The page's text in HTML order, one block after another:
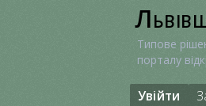
Типове
порталу
Увійти